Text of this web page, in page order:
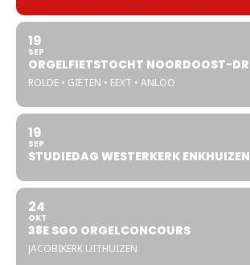
19
SEP
ORGELFIETSTOCHT NOORDOOST-
ROLDE • GIETEN • EEXT • ANLOO
19
SEP
STUDIEDAG WESTERKERK ENKHUIZEN
24
OKT
38E SGO ORGELCONCOURS
JACOBIKERK UITHUIZEN